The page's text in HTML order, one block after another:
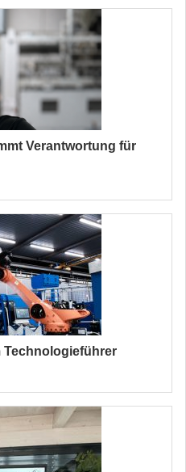
Verantwortung für
Technologieführer